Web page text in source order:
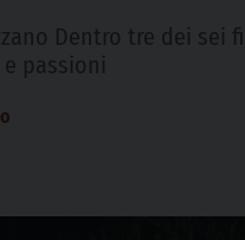
Dentro tre dei
passioni